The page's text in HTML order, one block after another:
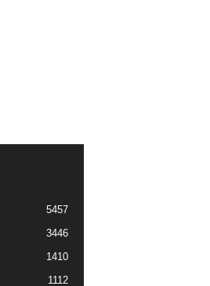
5457
3446
1410
1112